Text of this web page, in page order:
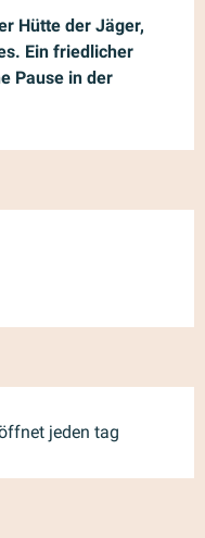
Hütte der Jäger,
Ein friedlicher
Pause in der
jeden tag